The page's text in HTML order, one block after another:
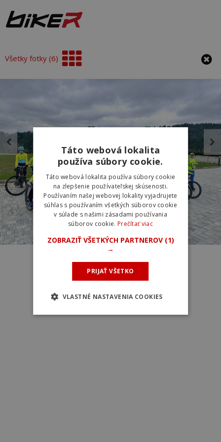
Všetky fotky (6)
Táto webová lokalita
používa súbory cookie.
Táto webová lokalita používa súbory cookie
na zlepšenie používateľskej skúsenosti.
Používaním našej webovej lokality vyjadrujete
súhlas s používaním všetkých súborov cookie
v súlade s našimi zásadami používania
súborov cookie. Prečítať viac
ZOBRAZIŤ VŠETKÝCH PARTNEROV (1)
→
PRIJAŤ VŠETKO
VLASTNÉ NASTAVENIA COOKIES